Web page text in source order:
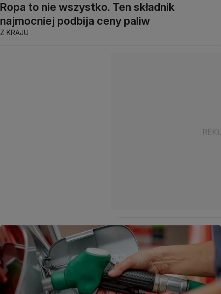
Ropa to nie wszystko. Ten składnik
najmocniej podbija ceny paliw
Z KRAJU